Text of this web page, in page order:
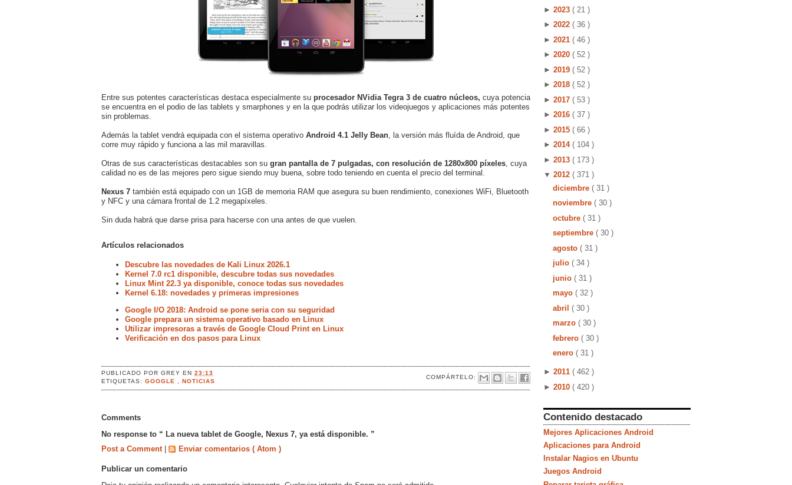
Entre sus potentes características destaca especialmente su procesador NVidia Tegra 3 de cuatro núcleos, cuya potencia
se encuentra en el podio de las tablets y smarphones y en la que podrás utilizar los videojuegos y aplicaciones más potentes
sin problemas.
Además la tablet vendrá equipada con el sistema operativo Android 4.1 Jelly Bean , la versión más fluída de Android, que
corre muy rápido y funciona a las mil maravillas.
Otras de sus características destacables son su gran pantalla de 7 pulgadas, con resolución de 1280x800 píxeles , cuya
calidad no es de las mejores pero sigue siendo muy buena, sobre todo teniendo en cuenta el precio del terminal.
Nexus 7 también está equipado con un 1GB de memoria RAM que asegura su buen rendimiento, conexiones WiFi, Bluetooth
y NFC y una cámara frontal de 1.2 megapíxeles.
Sin duda habrá que darse prisa para hacerse con una antes de que vuelen.
Artículos relacionados
Descubre las novedades de Kali Linux 2026.1
Kernel 7.0 rc1 disponible, descubre todas sus novedades
Linux Mint 22.3 ya disponible, conoce todas sus novedades
Kernel 6.18: novedades y primeras impresiones
Google I/O 2018: Android se pone seria con su seguridad
Google prepara un sistema operativo basado en Linux
Utilizar impresoras a través de Google Cloud Print en Linux
Verificación en dos pasos para Linux
PUBLICADO PORGREYEN23:13
COMPÁRTELO:
ETIQUETAS:GOOGLE ,NOTICIAS
Comments
No response to “ La nueva tablet de Google, Nexus 7, ya está disponible. ”
Post a Comment
Enviar comentarios ( Atom )
Publicar un comentario
► 2023 ( 21 )
► 2022 ( 36 )
► 2021 ( 46 )
► 2020 ( 52 )
► 2019 ( 52 )
► 2018 ( 52 )
► 2017 ( 53 )
► 2016 ( 37 )
► 2015 ( 66 )
► 2014 ( 104 )
► 2013 ( 173 )
▼ 2012 ( 371 )
diciembre ( 31 )
noviembre ( 30 )
octubre ( 31 )
septiembre ( 30 )
agosto ( 31 )
julio ( 34 )
junio ( 31 )
mayo ( 32 )
abril ( 30 )
marzo ( 30 )
febrero ( 30 )
enero ( 31 )
► 2011 ( 462 )
► 2010 ( 420 )
Contenido destacado
Mejores Aplicaciones Android
Aplicaciones para Android
Instalar Nagios en Ubuntu
Juegos Android